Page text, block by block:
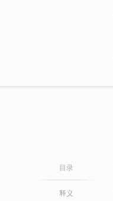
目录
释义